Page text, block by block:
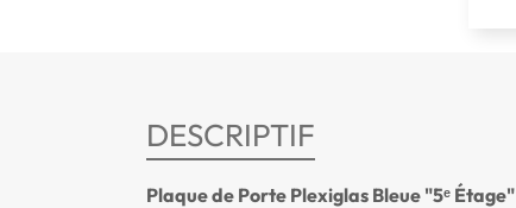
DESCRIPTIF
Plaque de Porte Plexiglas Bleue "5ᵉ Étage"